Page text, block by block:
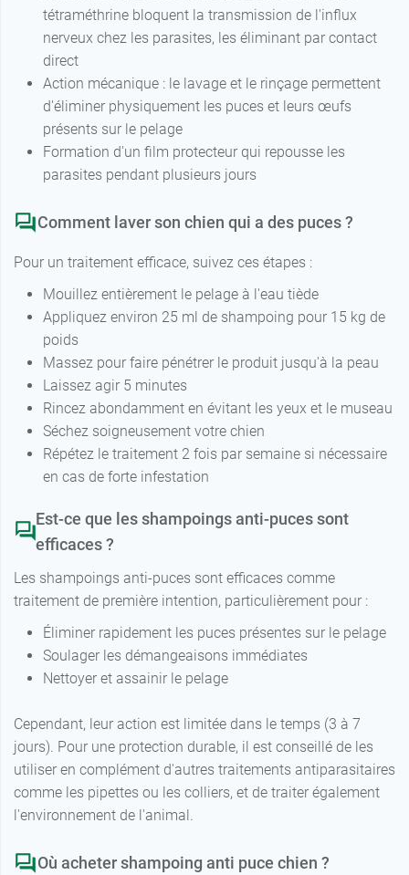
tétraméthrine bloquent la transmission de l'influx
nerveux chez les parasites, les éliminant par contact
direct
Action mécanique : le lavage et le rinçage permettent
d'éliminer physiquement les puces et leurs œufs
présents sur le pelage
Formation d'un film protecteur qui repousse les
parasites pendant plusieurs jours
Comment laver son chien qui a des puces ?
Pour un traitement efficace, suivez ces étapes :
Mouillez entièrement le pelage à l'eau tiède
Appliquez environ 25 ml de shampoing pour 15 kg de
poids
Massez pour faire pénétrer le produit jusqu'à la peau
Laissez agir 5 minutes
Rincez abondamment en évitant les yeux et le museau
Séchez soigneusement votre chien
Répétez le traitement 2 fois par semaine si nécessaire
en cas de forte infestation
Est-ce que les shampoings anti-puces sont
efficaces ?
Les shampoings anti-puces sont efficaces comme
traitement de première intention, particulièrement pour :
Éliminer rapidement les puces présentes sur le pelage
Soulager les démangeaisons immédiates
Nettoyer et assainir le pelage
Cependant, leur action est limitée dans le temps (3 à 7
jours). Pour une protection durable, il est conseillé de les
utiliser en complément d'autres traitements antiparasitaires
comme les pipettes ou les colliers, et de traiter également
l'environnement de l'animal.
Où acheter shampoing anti puce chien ?